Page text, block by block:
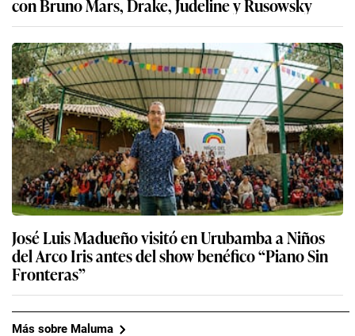
José Luis Madueño visitó en Urubamba a Niños
del Arco Iris antes del show benéfico “Piano Sin
Fronteras”
Más sobre Maluma